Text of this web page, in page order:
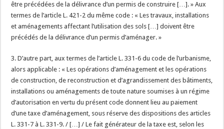
être précédées de la délivrance d’un permis de construire […]. » Aux
termes de l’article L. 421-2 du même code : « Les travaux, installations
et aménagements affectant l’utilisation des sols […] doivent être
précédés de la délivrance d’un permis d’aménager. »
3. D’autre part, aux termes de l’article L. 331-6 du code de l’urbanisme,
alors applicable : « Les opérations d’aménagement et les opérations
de construction, de reconstruction et d’agrandissement des bâtiments,
installations ou aménagements de toute nature soumises à un régime
d’autorisation en vertu du présent code donnent lieu au paiement
d’une taxe d’aménagement, sous réserve des dispositions des articles
L. 331-7 à L. 331-9. / […] / Le fait générateur de la taxe est, selon les